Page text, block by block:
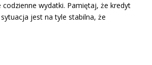
wydatki. Pamiętaj, że kredyt
jest na tyle stabilna, że